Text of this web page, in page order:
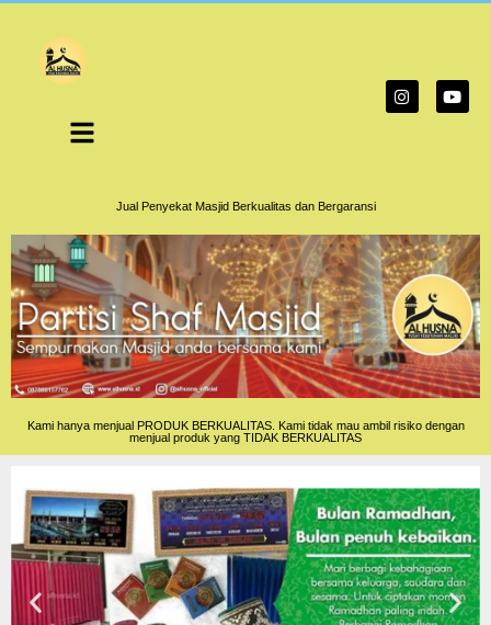
Jual Penyekat Masjid Berkualitas dan Bergaransi
Kami hanya menjual PRODUK BERKUALITAS. Kami tidak mau ambil risiko dengan
menjual produk yang TIDAK BERKUALITAS